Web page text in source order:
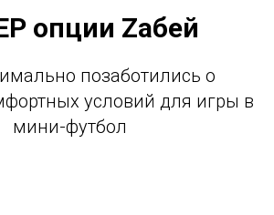
опции Zабей
позаботились о
условий для игры в
мини-футбол